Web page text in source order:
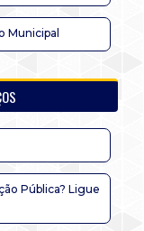
Municipal
Pública? Ligue